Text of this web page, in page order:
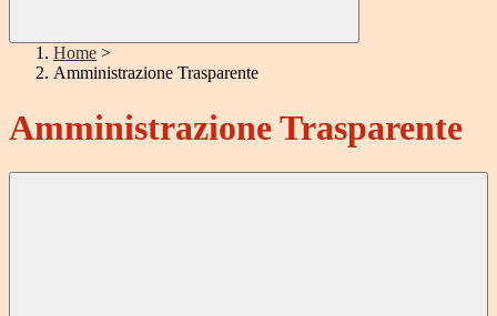
Home >
Amministrazione Trasparente
Amministrazione Trasparente